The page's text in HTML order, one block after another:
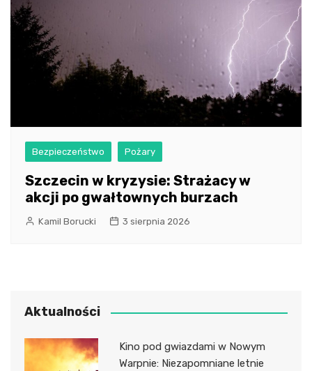
Bezpieczeństwo Pożary
Szczecin w kryzysie: Strażacy w
akcji po gwałtownych burzach
Kamil Borucki 3 sierpnia 2026
Aktualności
Kino pod gwiazdami w Nowym
Warpnie: Niezapomniane letnie